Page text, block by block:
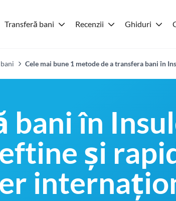
Transferă bani Recenzii Ghiduri
Cele mai bune 1 metode de a transfera bani în
bani în
și